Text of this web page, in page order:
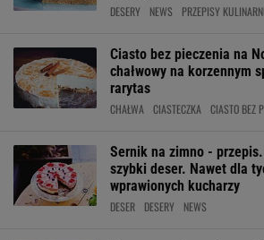
DESERY NEWS PRZEPISY
Ciasto bez pieczenia na
chałwowy na korzennym
rarytas
CHAŁWA CIASTECZKA CIASTO BEZ
Sernik na zimno -
szybki deser. Nawet dla
wprawionych kucharzy
DESER DESERY NEWS